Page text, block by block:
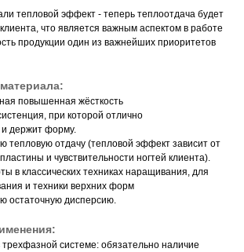
тепловой эффект - теперь теплоотдача будет
что является важным аспектом в работе
продукции один из важнейших приоритетов
повышенная жёсткость
при которой отлично
держит форму.
тепловую отдачу (тепловой эффект зависит от
и чувствительности ногтей клиента).
в классических техниках наращивания, для
и техники верхних форм
остаточную дисперсию.
трехфазной системе: обязательно наличие